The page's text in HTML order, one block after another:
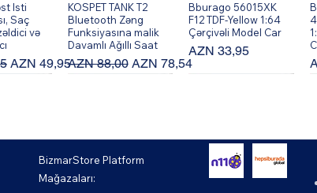
Isti
Saç
və
İndirimli Fiyat
AZN 49,95
Hızlı Bakış
KOSPET TANK T2
Bluetooth Zəng
Funksiyasına malik
Davamlı Ağıllı Saat
Normal Fiyat
AZN 88,00 İndirimli Fiyat
AZN 78,54
Hızlı Bakış
Bburago 56015XK
F12 TDF-Yellow 1:64
Çərçivəli Model Car
Fiyat
AZN 33,95
BizmarStore Platform
Mağazaları: